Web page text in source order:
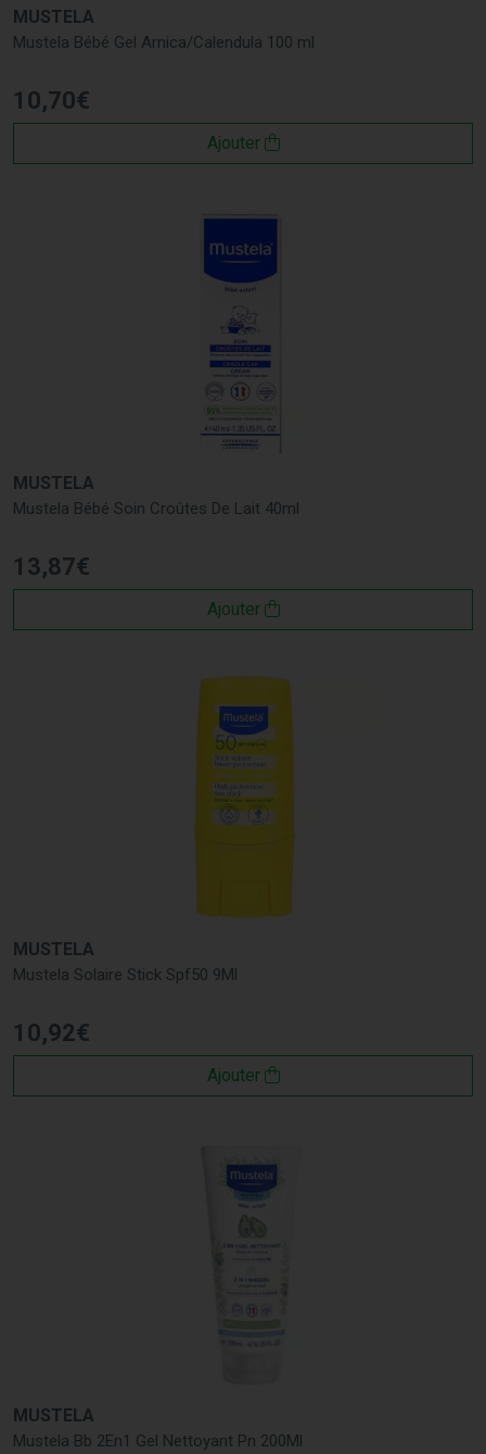
MUSTELA
Mustela Bébé Gel Arnica/Calendula 100 ml
10,70€
Ajouter
MUSTELA
Mustela Bébé Soin Croûtes De Lait 40ml
13,87€
Ajouter
MUSTELA
Mustela Solaire Stick Spf50 9Ml
10,92€
Ajouter
MUSTELA
Mustela Bb 2En1 Gel Nettoyant Pn 200Ml